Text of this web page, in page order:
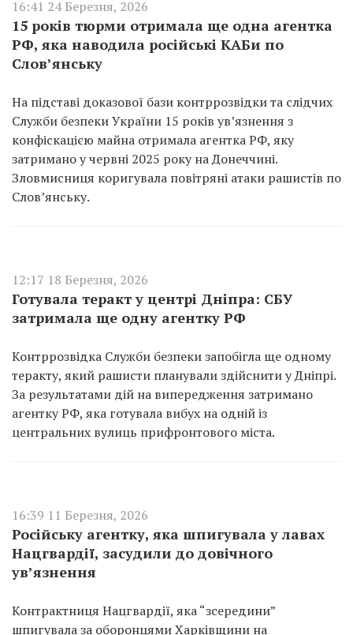
16:41 24 Березня, 2026
15 років тюрми отримала ще одна агентка
РФ, яка наводила російські КАБи по
Слов’янську
На підставі доказової бази контррозвідки та слідчих
Служби безпеки України 15 років ув’язнення з
конфіскацією майна отримала агентка РФ, яку
затримано у червні 2025 року на Донеччині.
Зловмисниця коригувала повітряні атаки рашистів по
Слов’янську.
12:17 18 Березня, 2026
Готувала теракт у центрі Дніпра: СБУ
затримала ще одну агентку РФ
Контррозвідка Служби безпеки запобігла ще одному
теракту, який рашисти планували здійснити у Дніпрі.
За результатами дій на випередження затримано
агентку РФ, яка готувала вибух на одній із
центральних вулиць прифронтового міста.
16:39 11 Березня, 2026
Російську агентку, яка шпигувала у лавах
Нацгвардії, засудили до довічного
ув’язнення
Контрактниця Нацгвардії, яка “зсередини”
шпигувала за оборонцями Харківщини на